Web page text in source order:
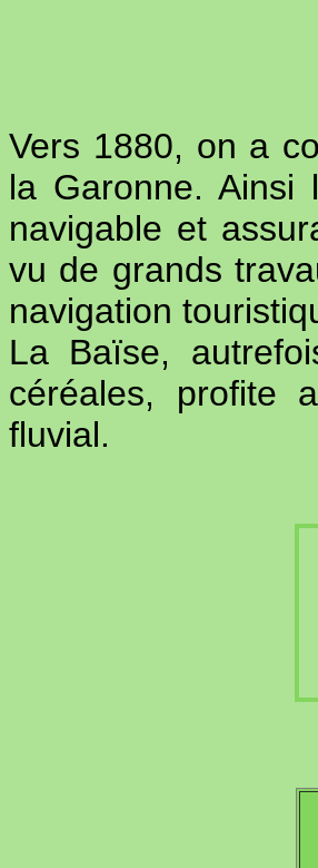
Vers 1880, on a
la Garonne. Ainsi
navigable et
vu de grands
navigation
La Baïse,
céréales, profite
fluvial.